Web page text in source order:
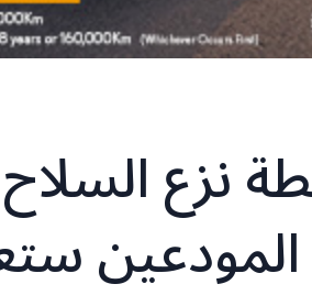
نزع
المودعين